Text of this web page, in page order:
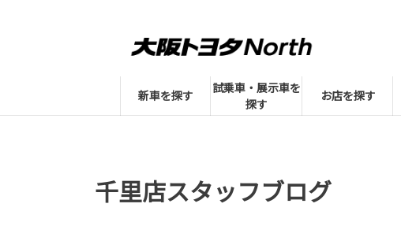
新車を探す
試乗車・展示車を
探す
お店を探す
千里店スタッフブログ